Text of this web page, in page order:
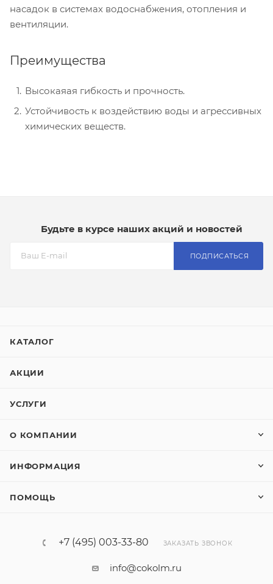
насадок в системах водоснабжения, отопления и
вентиляции.
Преимущества
Высокаяая гибкость и прочность.
Устойчивость к воздействию воды и агрессивных
химических веществ.
Будьте в курсе наших акций и новостей
ПОДПИСАТЬСЯ
КАТАЛОГ
АКЦИИ
УСЛУГИ
О КОМПАНИИ
ИНФОРМАЦИЯ
ПОМОЩЬ
+7 (495) 003-33-80 ЗАКАЗАТЬ ЗВОНОК
info@cokolm.ru